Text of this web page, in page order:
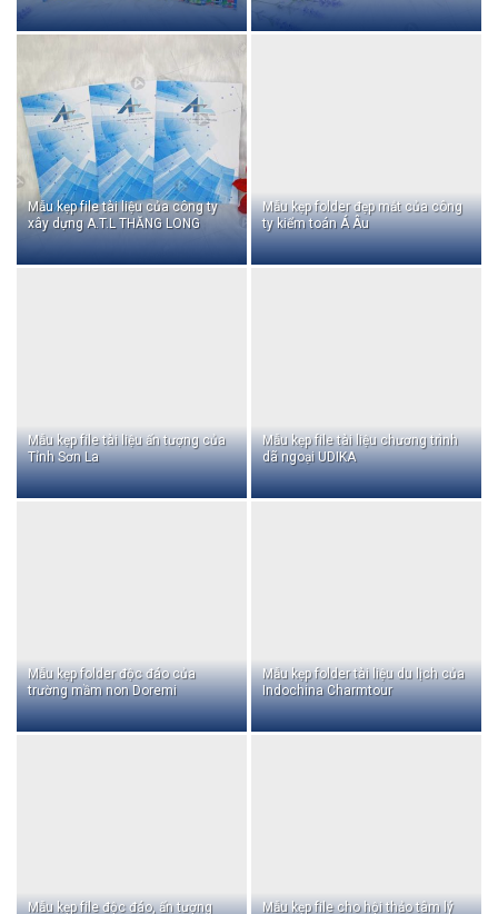
Mẫu kẹp file tài liệu của công ty
xây dựng A.T.L THĂNG LONG
Mẫu kẹp folder đẹp mắt của công
ty kiểm toán Á Âu
Mẫu kẹp file tài liệu ấn tượng của
Tỉnh Sơn La
Mẫu kẹp file tài liệu chương trình
dã ngoại UDIKA
Mẫu kẹp folder độc đáo của
trường mầm non Doremi
Mẫu kẹp folder tài liệu du lịch của
Indochina Charmtour
Mẫu kẹp file độc đáo, ấn tượng Mẫu kẹp file cho hội thảo tâm lý